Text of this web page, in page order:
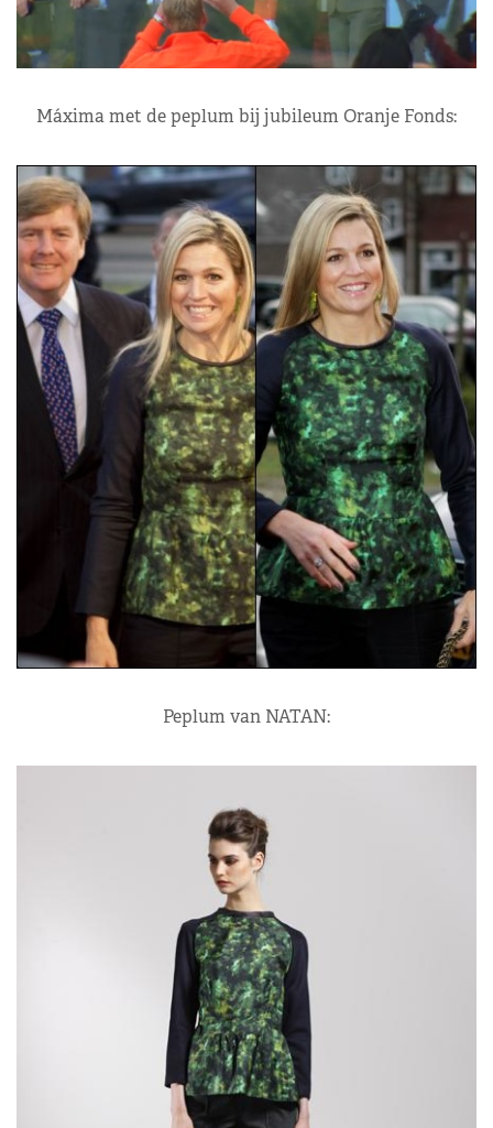
Máxima met de peplum bij jubileum Oranje Fonds:
Peplum van NATAN: